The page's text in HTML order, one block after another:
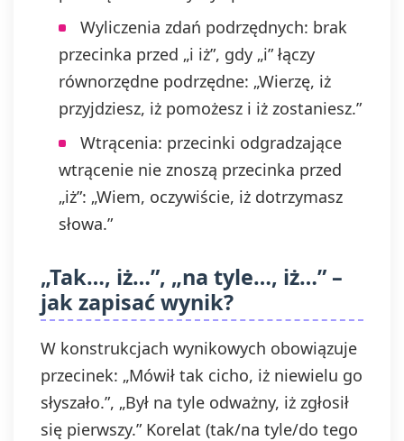
Wyliczenia zdań podrzędnych: brak
przecinka przed „i iż”, gdy „i” łączy
równorzędne podrzędne: „Wierzę, iż
przyjdziesz, iż pomożesz i iż zostaniesz.”
Wtrącenia: przecinki odgradzające
wtrącenie nie znoszą przecinka przed
„iż”: „Wiem, oczywiście, iż dotrzymasz
słowa.”
„Tak…, iż…”, „na tyle…, iż…” –
jak zapisać wynik?
W konstrukcjach wynikowych obowiązuje
przecinek: „Mówił tak cicho, iż niewielu go
słyszało.”, „Był na tyle odważny, iż zgłosił
się pierwszy.” Korelat (tak/na tyle/do tego